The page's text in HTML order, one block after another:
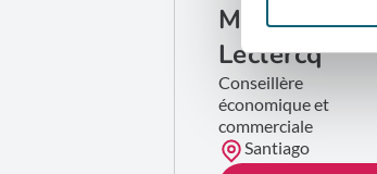
Martine
Leclercq
Conseillère
économique et
commerciale
Santiago